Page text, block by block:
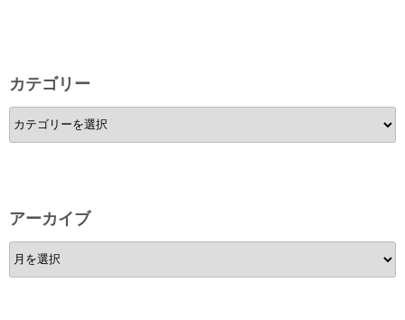
カテゴリー
カ
テ
ー
アーカイブ
ア
ー